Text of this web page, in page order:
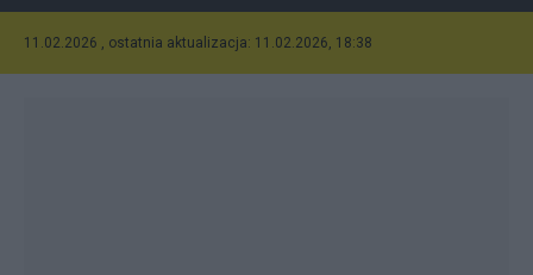
11.02.2026 , ostatnia aktualizacja: 11.02.2026, 18:38